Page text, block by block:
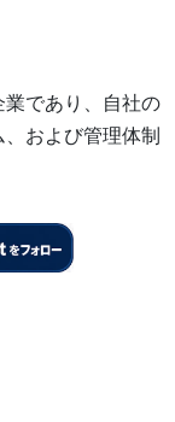
であり、自社の
および管理体制